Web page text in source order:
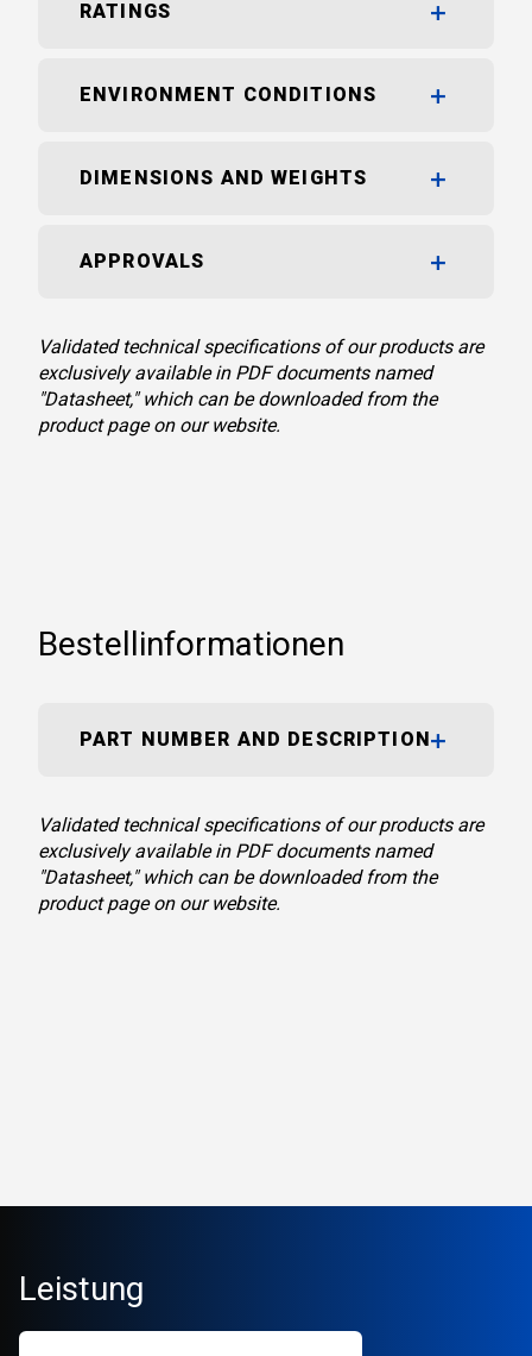
RATINGS
ENVIRONMENT CONDITIONS
DIMENSIONS AND WEIGHTS
APPROVALS
Validated technical specifications of our products are
exclusively available in PDF documents named
"Datasheet," which can be downloaded from the
product page on our website.
Bestellinformationen
PART NUMBER AND DESCRIPTION
Validated technical specifications of our products are
exclusively available in PDF documents named
"Datasheet," which can be downloaded from the
product page on our website.
Leistung